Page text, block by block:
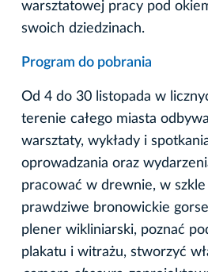
warsztatowej pracy pod
swoich dziedzinach.
Program do pobrania
Od 4 do 30 listopada w
terenie całego miasta
warsztaty, wykłady i
oprowadzania oraz
pracować w drewnie, w
prawdziwe bronowickie
plener wikliniarski, poznać
plakatu i witrażu, stworzyć